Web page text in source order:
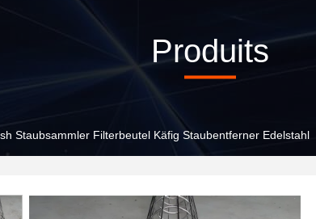
Produits
Staubsammler Filterbeutel Käfig Staubentferner Edelstahl